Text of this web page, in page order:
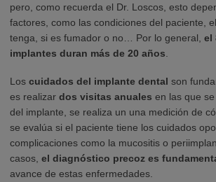
pero, como recuerda el Dr. Loscos, esto
factores, como las condiciones del paciente,
tenga, si es fumador o no… Por lo general, el
implantes duran más de 20 años
Los cuidados del implante dental son
es realizar dos visitas anuales en las que
del implante, se realiza un una medición de
se evalúa si el paciente tiene los cuidados
complicaciones como la mucositis o
casos, el diagnóstico precoz es
avance de estas enfermedades.